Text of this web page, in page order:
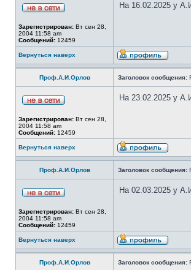
Зарегистрирован: Вт сен 28,
2004 11:58 am
Сообщений: 12459
На 16.02.2025 у
Вернуться наверх
Проф.А.И.Орлов Заголовок сообщения:
Зарегистрирован: Вт сен 28,
2004 11:58 am
Сообщений: 12459
На 23.02.2025 у
Вернуться наверх
Проф.А.И.Орлов Заголовок сообщения:
Зарегистрирован: Вт сен 28,
2004 11:58 am
Сообщений: 12459
На 02.03.2025 у
Вернуться наверх
Проф.А.И.Орлов Заголовок сообщения: